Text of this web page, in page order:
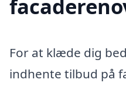
For at klæde dig
indhente tilbud på